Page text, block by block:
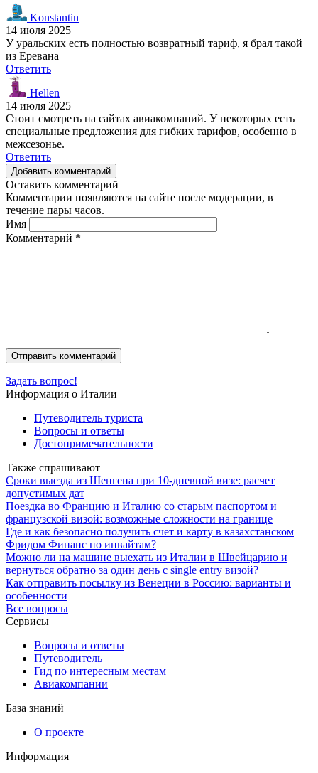
Konstantin
14 июля 2025
У уральских есть полностью возвратный тариф, я брал такой
из Еревана
Ответить
Hellen
14 июля 2025
Стоит смотреть на сайтах авиакомпаний. У некоторых есть
специальные предложения для гибких тарифов, особенно в
межсезонье.
Ответить
Добавить комментарий
Оставить комментарий
Комментарии появляются на сайте после модерации, в
течение пары часов.
Имя
Комментарий *
Задать вопрос!
Информация о Италии
Путеводитель туриста
Вопросы и ответы
Достопримечательности
Также спрашивают
Сроки выезда из Шенгена при 10-дневной визе: расчет
допустимых дат
Поездка во Францию и Италию со старым паспортом и
французской визой: возможные сложности на границе
Где и как безопасно получить счет и карту в казахстанском
Фридом Финанс по инвайтам?
Можно ли на машине выехать из Италии в Швейцарию и
вернуться обратно за один день с single entry визой?
Как отправить посылку из Венеции в Россию: варианты и
особенности
Все вопросы
Сервисы
Вопросы и ответы
Путеводитель
Гид по интересным местам
Авиакомпании
База знаний
О проекте
Информация